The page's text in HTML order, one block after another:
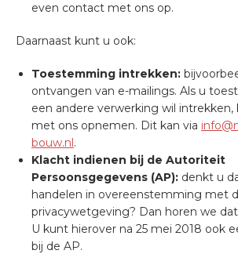
even contact met ons op.
Daarnaast kunt u ook:
Toestemming intrekken:
ontvangen van e-mailings. Als u
een andere verwerking wil
met ons opnemen. Dit kan via
bouw.nl.
Klacht indienen bij de Autoriteit
Persoonsgegevens (AP): denkt u
handelen in overeenstemming met
privacywetgeving? Dan horen we
U kunt hierover na 25 mei 2018 ook
bij de AP.